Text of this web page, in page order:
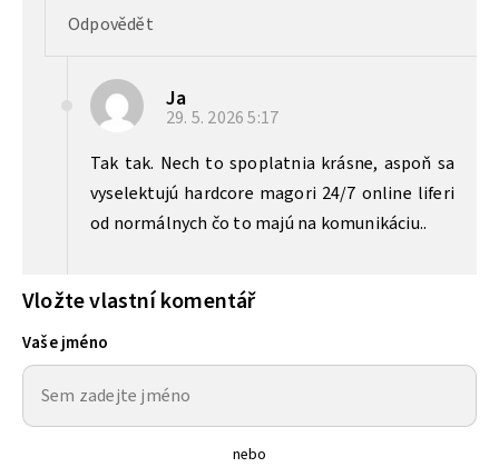
Odpovědět
Ja
29. 5. 20265:17
Tak tak. Nech to spoplatnia krásne, aspoň sa
vyselektujú hardcore magori 24/7 online liferi
od normálnych čo to majú na komunikáciu..
Vložte vlastní komentář
Vaše jméno
nebo